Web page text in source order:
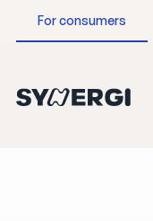
For consumers